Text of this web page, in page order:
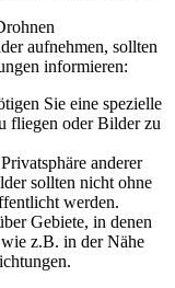
aufnehmen, sollten
informieren:
Sie eine spezielle
fliegen oder Bilder zu
anderer
sollten nicht ohne
werden.
Gebiete, in denen
z.B. in der Nähe